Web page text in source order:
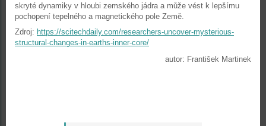
skryté dynamiky v hloubi zemského jádra a může vést k lepšímu
pochopení tepelného a magnetického pole Země.
Zdroj: https://scitechdaily.com/researchers-uncover-mysterious-
structural-changes-in-earths-inner-core/
autor: František Martinek